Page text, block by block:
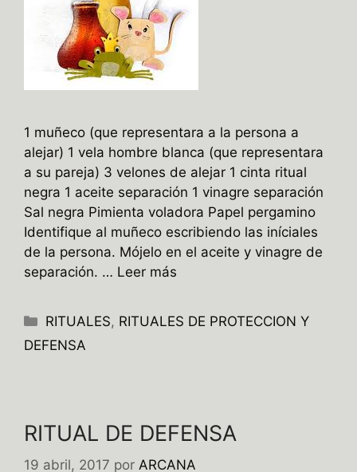
1 muñeco (que representara a la persona a
alejar) 1 vela hombre blanca (que representara
a su pareja) 3 velones de alejar 1 cinta ritual
negra 1 aceite separación 1 vinagre separación
Sal negra Pimienta voladora Papel pergamino
Identifique al muñeco escribiendo las iníciales
de la persona. Mójelo en el aceite y vinagre de
separación. … Leer más
Categorías
RITUALES, RITUALES DE PROTECCION Y
DEFENSA
RITUAL DE DEFENSA
19 abril, 2017 por ARCANA